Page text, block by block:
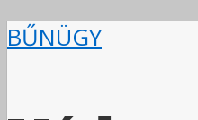
BŰNÜGY